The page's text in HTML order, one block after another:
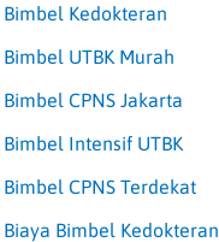
Bimbel Kedokteran
Bimbel UTBK Murah
Bimbel CPNS Jakarta
Bimbel Intensif UTBK
Bimbel CPNS Terdekat
Biaya Bimbel Kedokteran